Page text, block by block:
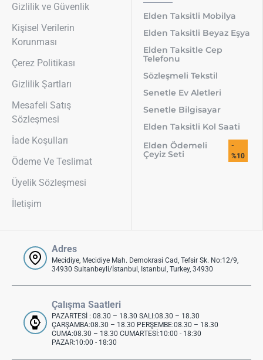
Gizlilik ve Güvenlik
Kişisel Verilerin
Korunması
Çerez Politikası
Gizlilik Şartları
Mesafeli Satış
Sözleşmesi
İade Koşulları
Ödeme Ve Teslimat
Üyelik Sözleşmesi
İletişim
Elden Taksitli Mobilya
Elden Taksitli Beyaz Eşya
Elden Taksitle Cep
Telefonu
Sözleşmeli Tekstil
Senetle Ev Aletleri
Senetle Bilgisayar
Elden Taksitli Kol Saati
Elden Ödemeli
Çeyiz Seti
-
%10
Adres
Mecidiye, Mecidiye Mah. Demokrasi Cad, Tefsir Sk. No:12/9,
34930 Sultanbeyli/İstanbul, Istanbul, Turkey, 34930
Çalışma Saatleri
PAZARTESİ : 08.30 – 18.30 SALI:08.30 – 18.30
ÇARŞAMBA:08.30 – 18.30 PERŞEMBE:08.30 – 18.30
CUMA:08.30 – 18.30 CUMARTESİ:10:00 - 18:30
PAZAR:10:00 - 18:30